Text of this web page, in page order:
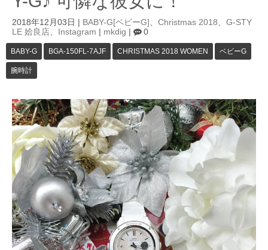
o
n
2018年12月03日 | BABY-G[ベビーG] Christmas 2018
G-STY
LE 姶良店
Instagram | mkdig | 0
BABY-G BGA-150FL-7AJF CHRISTMAS 2018 WOMEN ベビーG
腕時計